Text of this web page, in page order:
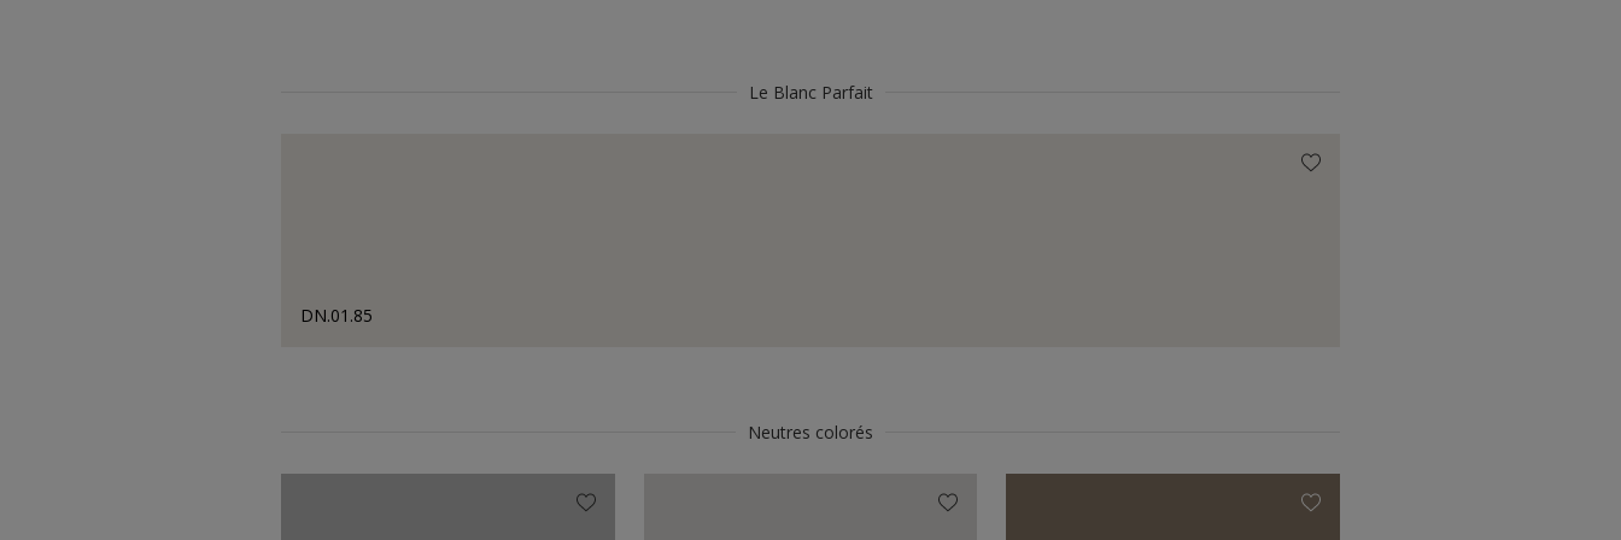
Le Blanc Parfait
DN.01.85
Neutres colorés